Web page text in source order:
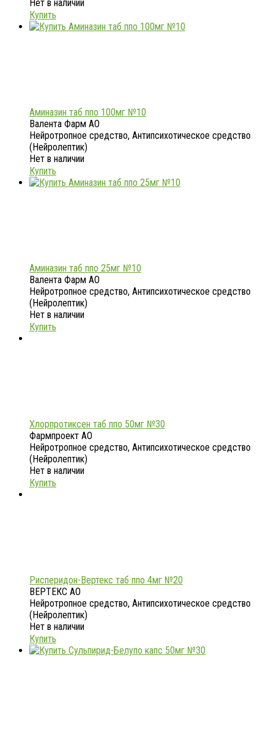
Нет в наличии
Купить
Аминазин таб ппо 100мг №10
Валента Фарм АО
Нейротропное средство, Антипсихотическое средство
(Нейролептик)
Нет в наличии
Купить
Аминазин таб ппо 25мг №10
Валента Фарм АО
Нейротропное средство, Антипсихотическое средство
(Нейролептик)
Нет в наличии
Купить
Хлорпротиксен таб ппо 50мг №30
Фармпроект АО
Нейротропное средство, Антипсихотическое средство
(Нейролептик)
Нет в наличии
Купить
Рисперидон-Вертекс таб ппо 4мг №20
ВЕРТЕКС АО
Нейротропное средство, Антипсихотическое средство
(Нейролептик)
Нет в наличии
Купить